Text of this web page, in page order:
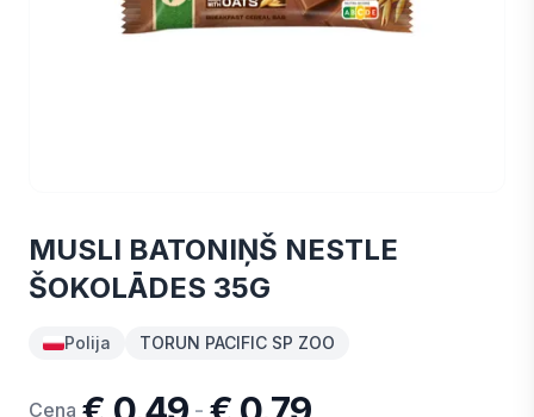
MUSLI BATONIŅŠ NESTLE
ŠOKOLĀDES 35G
Polija TORUN PACIFIC SP ZOO
Cena -